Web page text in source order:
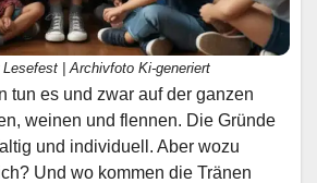
Lesefest | Archivfoto Ki-generiert
tun es und zwar auf der ganzen
weinen und flennen. Die Gründe
und individuell. Aber wozu
Und wo kommen die Tränen